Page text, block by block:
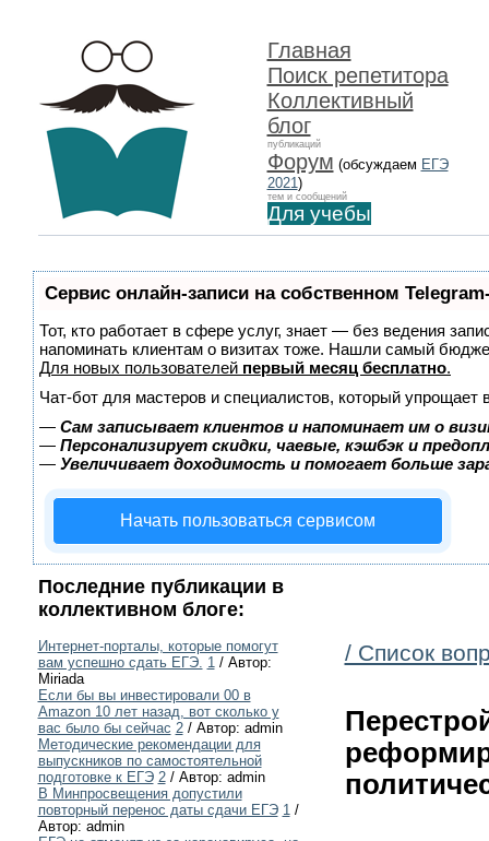
Главная
Поиск репетитора
Коллективный
блог
публикаций
Форум (обсуждаем ЕГЭ
2021)
тем и сообщений
Для учебы
Сервис онлайн-записи на собственном
Тот, кто работает в сфере услуг, знает — без ведения
напоминать клиентам о визитах тоже. Нашли самый
Для новых пользователей первый месяц бесплатно.
Чат-бот для мастеров и специалистов, который упрощает
— Сам записывает клиентов и напоминает им о
— Персонализирует скидки, чаевые, кэшбэк и
— Увеличивает доходимость и помогает больше
Начать пользоваться сервисом
Последние публикации в
коллективном блоге:
Интернет-порталы, которые помогут
вам успешно сдать ЕГЭ. 1/ Автор:
Miriada
Если бы вы инвестировали 00 в
Amazon 10 лет назад, вот сколько у
вас было бы сейчас 2/ Автор: admin
Методические рекомендации для
выпускников по самостоятельной
подготовке к ЕГЭ 2/ Автор: admin
В Минпросвещения допустили
повторный перенос даты сдачи ЕГЭ 1/
Автор: admin
/ Список